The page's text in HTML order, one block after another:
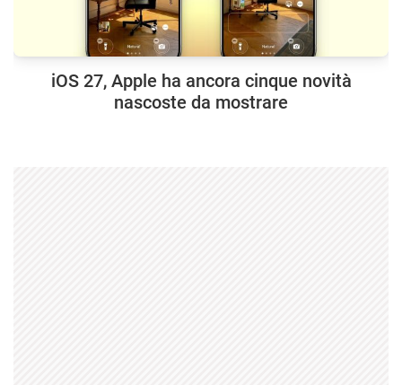
iOS 27, Apple ha ancora cinque novità
nascoste da mostrare